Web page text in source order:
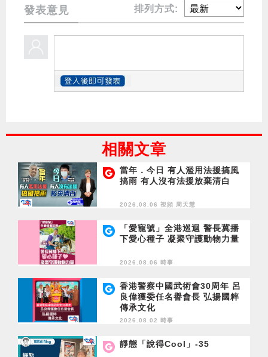
發表意見 排列方式:
相關文章
當年．今日 有人濫用法援搞風
搞雨 有人沒有法援放棄清白
2026.08.06 視頻 周天慧
「愛寵號」全港巡迴 警長冀播
下愛心種子 凝聚守護動物力量
2026.08.06 時事
香港警察中國武術會30周年 呂
良偉獲委任名譽會長 弘揚國粹
傳承文化
2026.08.02 時事
靜態「說得Cool」-35